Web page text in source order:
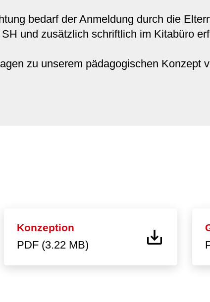
bedarf der Anmeldung durch die
und zusätzlich schriftlich im Kitabüro
zu unserem pädagogischen Konzept
Konzeption
PDF (3.22 MB)